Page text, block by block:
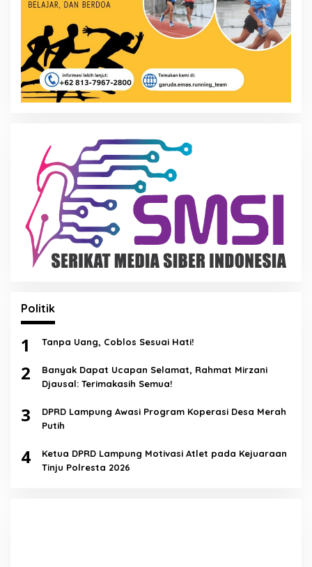
Politik
1 Tanpa Uang, Coblos Sesuai Hati!
2
Banyak Dapat Ucapan Selamat, Rahmat Mirzani
Djausal: Terimakasih Semua!
3
DPRD Lampung Awasi Program Koperasi Desa Merah
Putih
4
Ketua DPRD Lampung Motivasi Atlet pada Kejuaraan
Tinju Polresta 2026